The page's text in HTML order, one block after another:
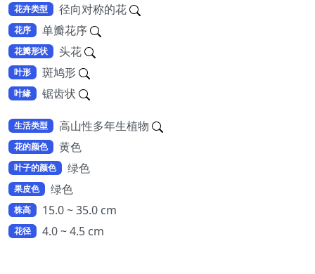
花卉类型 径向对称的花
花序 单瓣花序
花瓣形状 头花
叶形 斑鸠形
叶緣 锯齿状
生活类型 高山性多年生植物
花的颜色 黄色
叶子的颜色 绿色
果皮色 绿色
株高 15.0 ~ 35.0 cm
花径 4.0 ~ 4.5 cm